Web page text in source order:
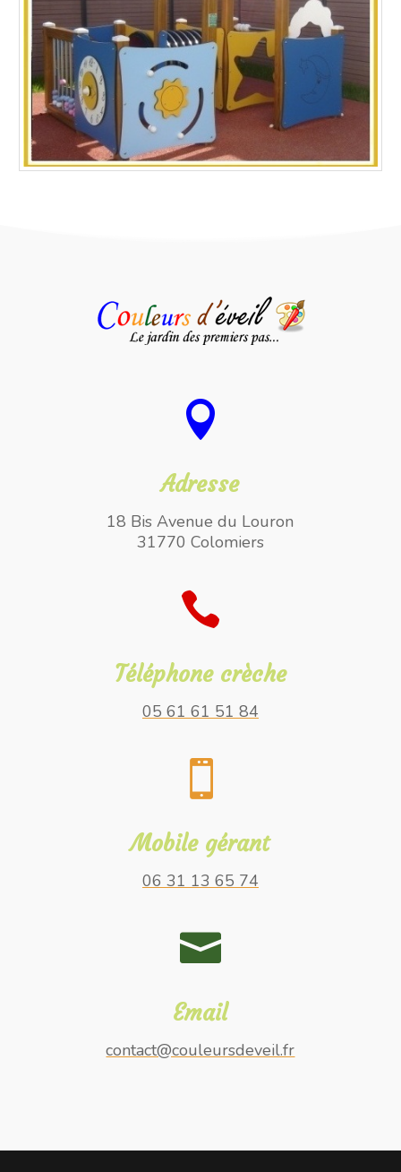

Adresse
18 Bis Avenue du Louron
31770 Colomiers

Téléphone crèche
05 61 61 51 84

Mobile gérant
06 31 13 65 74

Email
contact@couleursdeveil.fr